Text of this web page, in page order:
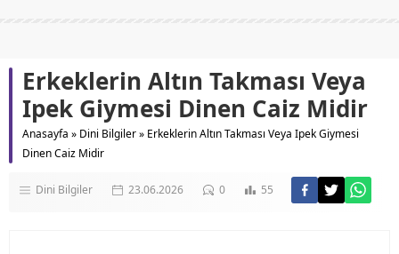
Erkeklerin Altın Takması Veya
Ipek Giymesi Dinen Caiz Midir
Anasayfa » Dini Bilgiler» Erkeklerin Altın Takması Veya Ipek Giymesi
Dinen Caiz Midir
Dini Bilgiler 23.06.2026 0 55